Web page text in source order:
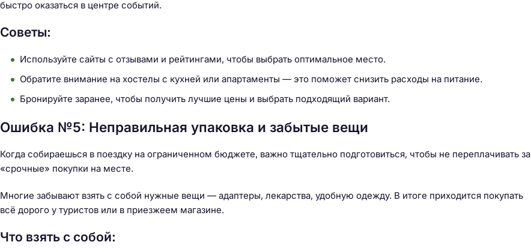
быстро оказаться в центре событий.
Советы:
Используйте сайты с отзывами и рейтингами, чтобы выбрать оптимальное место.
Обратите внимание на хостелы с кухней или апартаменты — это поможет снизить расходы на питание.
Бронируйте заранее, чтобы получить лучшие цены и выбрать подходящий вариант.
Ошибка №5: Неправильная упаковка и забытые вещи
Когда собираешься в поездку на ограниченном бюджете, важно тщательно подготовиться, чтобы не переплачивать за
«срочные» покупки на месте.
Многие забывают взять с собой нужные вещи — адаптеры, лекарства, удобную одежду. В итоге приходится покупать
всё дорого у туристов или в приезжеем магазине.
Что взять с собой: